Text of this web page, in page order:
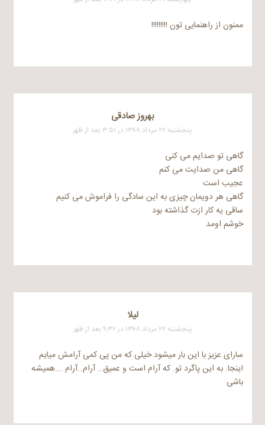
ممنون از راهنمایی تون !!!!!!!!!
بهروز صادقی
پنجشنبه ۲۲ مرداد ۱۳۸۸ در ۳:۵۱ بعد از ظهر
گاهی تو صدایم می کنی
گاهی من صدایت می کنم
عجیب است
گاهی هر دویمان چیزی به این سادگی را فراموش می کنیم
ساقی یه کار ازت گذاشته بود
خوشم اومد
لیلا
پنجشنبه ۲۲ مرداد ۱۳۸۸ در ۹:۳۲ بعد از ظهر
سارای عزیز با این بار میشود خیلی که من پی کمی آرامش میایم
اینجا. به این پاگرد تو. که آرام است و عمیق… آرام…آرام ….همیشه
باشی